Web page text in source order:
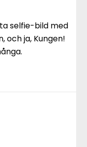
selfie-bild med
och ja, Kungen!